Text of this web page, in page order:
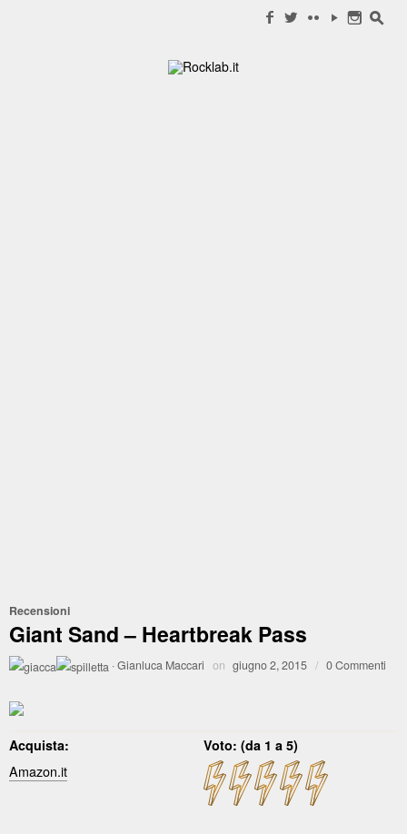
f w c y n s
Recensioni
Giant Sand – Heartbreak Pass
·Gianluca Maccari on giugno 2, 2015 / 0 Commenti
Acquista: Voto: (da 1 a 5)
Amazon.it